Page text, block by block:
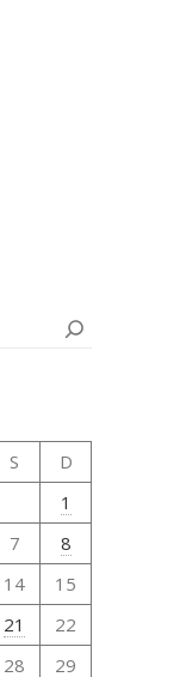
S
D
1
7
8
14
15
21
22
28 29